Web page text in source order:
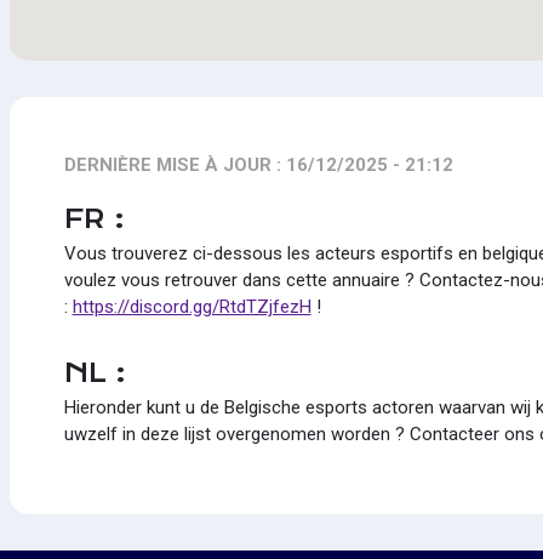
DERNIÈRE MISE À JOUR : 16/12/2025 - 21:12
FR :
Vous trouverez ci-dessous les acteurs esportifs en
voulez vous retrouver dans cette annuaire ? Contactez-
: https://discord.gg/RtdTZjfezH !
NL :
Hieronder kunt u de Belgische esports actoren waarvan wij
uwzelf in deze lijst overgenomen worden ? Contacteer ons